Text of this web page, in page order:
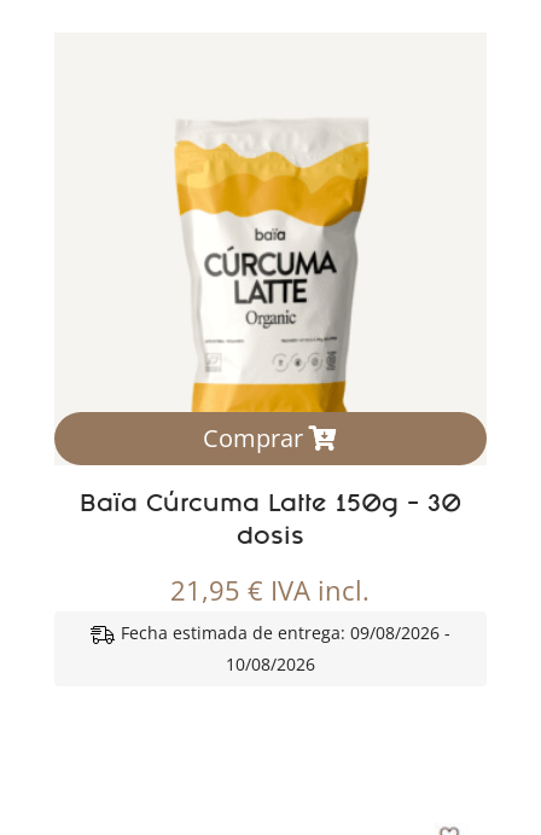
Comprar
Baïa Cúrcuma Latte 150g – 30
dosis
21,95€ IVA incl.
Fecha estimada de entrega: 09/08/2026 -
10/08/2026